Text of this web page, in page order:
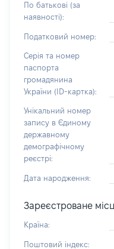
По батькові (за
наявності):
Податковий номер:
Серія та номер
паспорта
громадянина
України (ID-картка):
Унікальний номер
запису в Єдиному
державному
демографічному
реєстрі:
Дата народження:
Зареєстроване
Країна:
Поштовий індекс: